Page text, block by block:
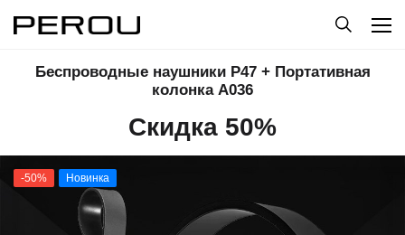
Беспроводные наушники P47 + Портативная
колонка A036
Скидка 50%
-50% Новинка